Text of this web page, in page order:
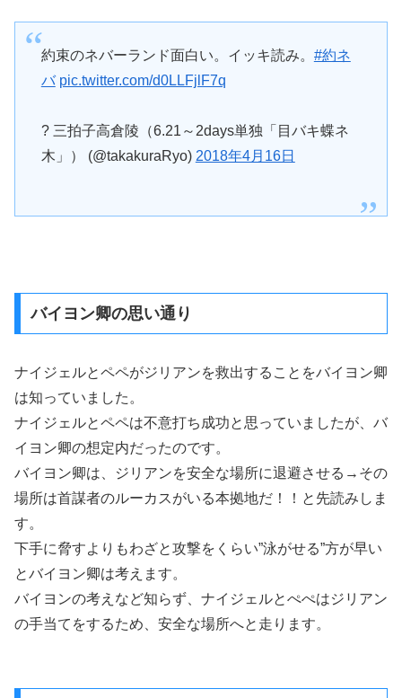
約束のネバーランド面白い。イッキ読み。 #約ネ
バ pic.twitter.com/d0LLFjlF7q
? 三拍子高倉陵（6.21～2days単独「目バキ蝶ネ
木」） (@takakuraRyo) 2018年4月16日
バイヨン卿の思い通り
ナイジェルとペペがジリアンを救出することをバイヨン卿
は知っていました。
ナイジェルとペペは不意打ち成功と思っていましたが、バ
イヨン卿の想定内だったのです。
バイヨン卿は、ジリアンを安全な場所に退避させる→その
場所は首謀者のルーカスがいる本拠地だ！！と先読みしま
す。
下手に脅すよりもわざと攻撃をくらい”泳がせる”方が早い
とバイヨン卿は考えます。
バイヨンの考えなど知らず、ナイジェルとぺぺはジリアン
の手当てをするため、安全な場所へと走ります。